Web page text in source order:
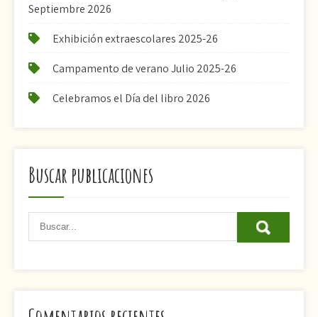
Septiembre 2026
Exhibición extraescolares 2025-26
Campamento de verano Julio 2025-26
Celebramos el Día del libro 2026
Buscar publicaciones